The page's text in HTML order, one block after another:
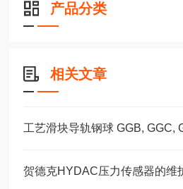
产品分类
相关文章
贺德克HYDAC压力传感器的维